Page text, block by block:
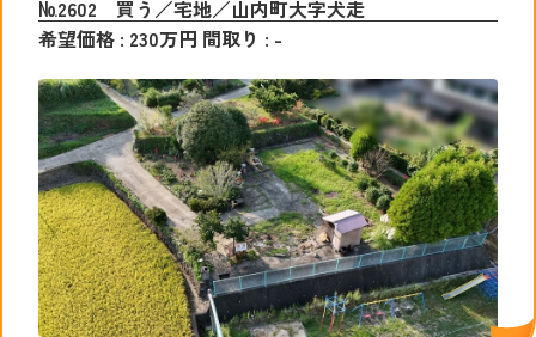
№2602 買う／宅地／山内町大字犬走
希望価格 : 230万円 間取り : -